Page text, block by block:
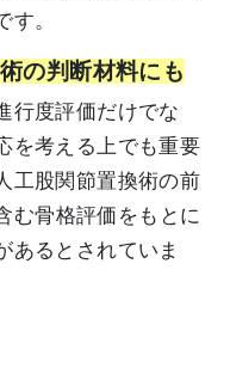
。
の判断材料にも
行度評価だけでな
を考える上でも重要
工股関節置換術の前
む骨格評価をもとに
あるとされていま